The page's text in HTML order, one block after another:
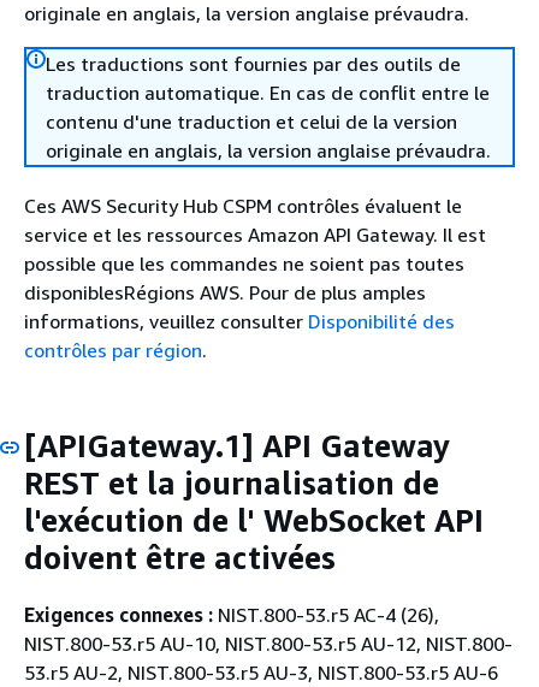
originale en anglais, la version anglaise prévaudra.
Les traductions sont fournies par des outils de
traduction automatique. En cas de conflit entre le
contenu d'une traduction et celui de la version
originale en anglais, la version anglaise prévaudra.
Ces AWS Security Hub CSPM contrôles évaluent le
service et les ressources Amazon API Gateway. Il est
possible que les commandes ne soient pas toutes
disponiblesRégions AWS. Pour de plus amples
informations, veuillez consulter Disponibilité des
contrôles par région.
[APIGateway.1] API Gateway
REST et la journalisation de
l'exécution de l' WebSocket API
doivent être activées
Exigences connexes : NIST.800-53.r5 AC-4 (26),
NIST.800-53.r5 AU-10, NIST.800-53.r5 AU-12, NIST.800-
53.r5 AU-2, NIST.800-53.r5 AU-3, NIST.800-53.r5 AU-6